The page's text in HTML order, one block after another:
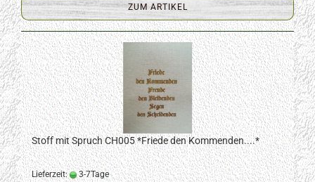
ZUM ARTIKEL
Stoff mit Spruch CH005 *Friede den Kommenden....*
Lieferzeit: 3-7Tage